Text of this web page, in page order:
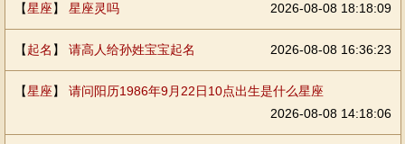
【星座】 星座灵吗 2026-08-08 18:18:09
【起名 】 请高人给孙姓宝宝起名 2026-08-08 16:36:23
【星座】 请问阳历1986年9月22日10点出生是什么星座
2026-08-08 14:18:06